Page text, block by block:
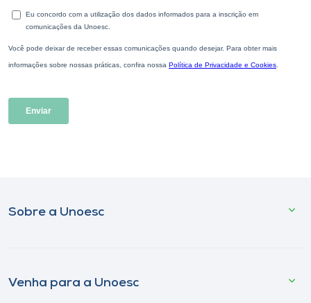
Sobre a Unoesc
Venha para a Unoesc